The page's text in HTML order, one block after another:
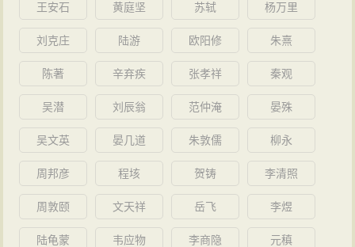
王安石 黄庭坚 苏轼 杨万里
刘克庄 陆游 欧阳修 朱熹
陈著 辛弃疾 张孝祥 秦观
吴潜 刘辰翁 范仲淹 晏殊
吴文英 晏几道 朱敦儒 柳永
周邦彦 程垓 贺铸 李清照
周敦颐 文天祥 岳飞 李煜
陆龟蒙 韦应物 李商隐 元稹